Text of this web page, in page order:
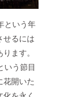
という年
せるには
ます。
いう節目
花開いた